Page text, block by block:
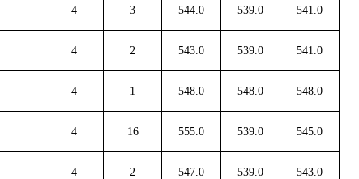
4 3 544.0 539.0 541.0
4 2 543.0 539.0 541.0
4 1 548.0 548.0 548.0
4 16 555.0 539.0 545.0
4 2 547.0 539.0 543.0